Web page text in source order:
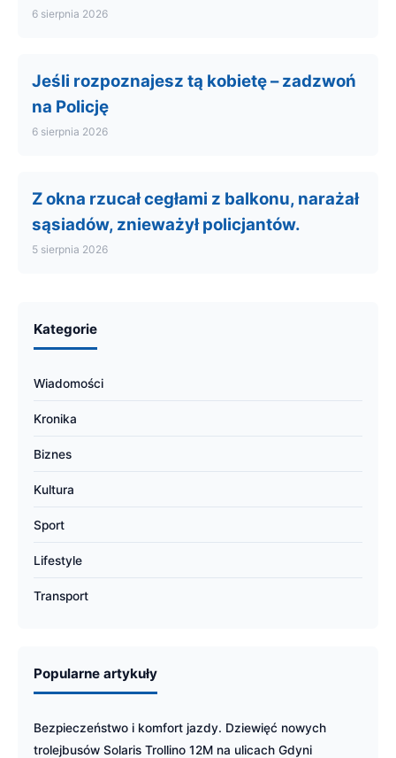
6 sierpnia 2026
Jeśli rozpoznajesz tą kobietę – zadzwoń
na Policję
6 sierpnia 2026
Z okna rzucał cegłami z balkonu, narażał
sąsiadów, znieważył policjantów.
5 sierpnia 2026
Kategorie
Wiadomości
Kronika
Biznes
Kultura
Sport
Lifestyle
Transport
Popularne artykuły
Bezpieczeństwo i komfort jazdy. Dziewięć nowych
trolejbusów Solaris Trollino 12M na ulicach Gdyni